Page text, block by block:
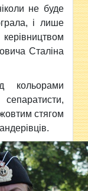
не буде
і лише
Сталіна
сепаратисти,
стягом